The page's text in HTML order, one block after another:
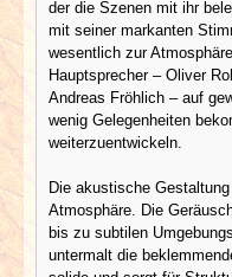
der die Szenen mit ihr
mit seiner markanten
wesentlich zur
Hauptsprecher – Oliver
Andreas Fröhlich – auf
wenig Gelegenheiten
weiterzuentwickeln.
Die akustische
Atmosphäre. Die
bis zu subtilen
untermalt die